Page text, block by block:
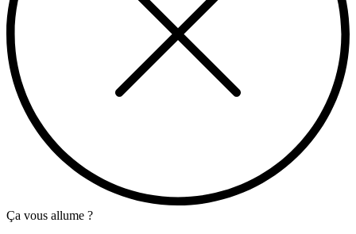
Ça vous allume ?